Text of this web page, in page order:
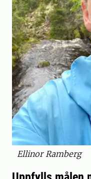
Ellinor Ramberg